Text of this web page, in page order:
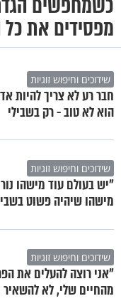
מפסידים את כל
שידוכים וחיפוש זוגיות
חבר רע לא צריך להיות
הוא לא טוב - רק בשבילי
שידוכים וחיפוש זוגיות
"יש בעולם עוד מישהו
מישהו שיהיה פשוט
שידוכים וחיפוש זוגיות
"אני רוצה להעלים את
מהחיים שלי, לא להשאיר